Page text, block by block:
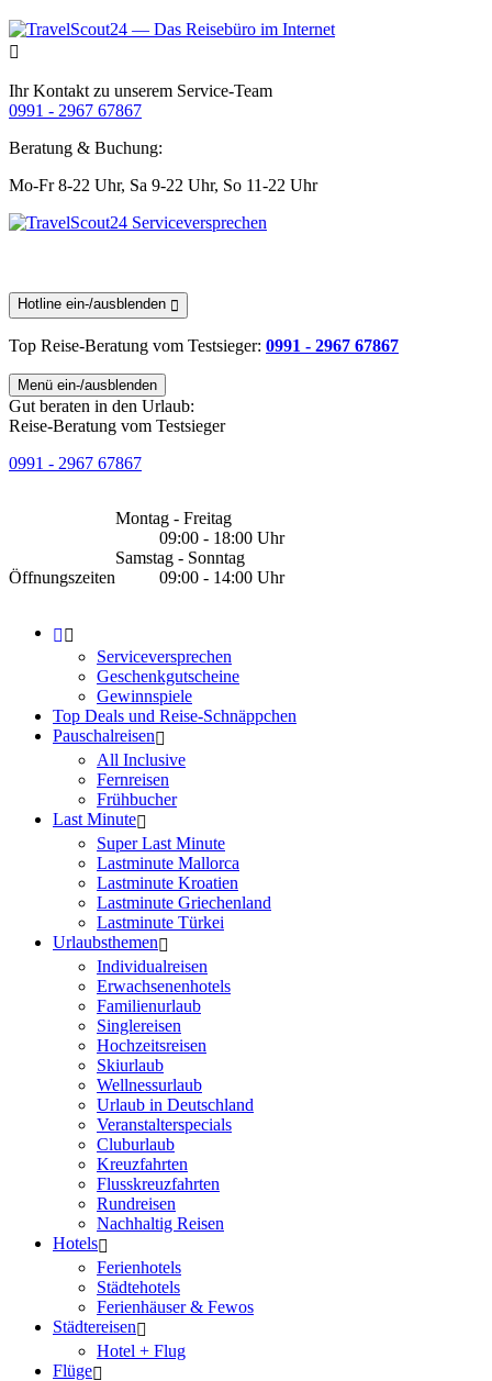
Ihr Kontakt zu unserem Service-Team
0991 - 2967 67867
Beratung & Buchung:
Mo-Fr 8-22 Uhr, Sa 9-22 Uhr, So 11-22 Uhr
Hotline ein-/ausblenden
Top Reise-Beratung vom Testsieger: 0991 - 2967 67867
Menü ein-/ausblenden
Gut beraten in den Urlaub:
Reise-Beratung vom Testsieger
0991 - 2967 67867
Öffnungszeiten
Montag - Freitag
09:00 - 18:00 Uhr
Samstag - Sonntag
09:00 - 14:00 Uhr
Serviceversprechen
Geschenkgutscheine
Gewinnspiele
Top Deals und Reise-Schnäppchen
Pauschalreisen
All Inclusive
Fernreisen
Frühbucher
Last Minute
Super Last Minute
Lastminute Mallorca
Lastminute Kroatien
Lastminute Griechenland
Lastminute Türkei
Urlaubsthemen
Individualreisen
Erwachsenenhotels
Familienurlaub
Singlereisen
Hochzeitsreisen
Skiurlaub
Wellnessurlaub
Urlaub in Deutschland
Veranstalterspecials
Cluburlaub
Kreuzfahrten
Flusskreuzfahrten
Rundreisen
Nachhaltig Reisen
Hotels
Ferienhotels
Städtehotels
Ferienhäuser & Fewos
Städtereisen
Hotel + Flug
Flüge